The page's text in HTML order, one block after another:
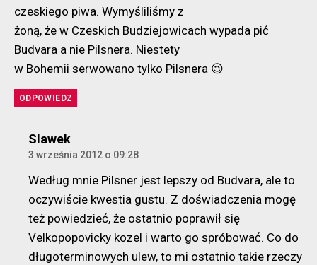
czeskiego piwa. Wymyśliliśmy z
żoną, że w Czeskich Budziejowicach wypada pić
Budvara a nie Pilsnera. Niestety
w Bohemii serwowano tylko Pilsnera 😉
ODPOWIEDZ
Slawekkomentarz:
3 września 2012 o 09:28
Według mnie Pilsner jest lepszy od Budvara, ale to
oczywiście kwestia gustu. Z doświadczenia mogę
też powiedzieć, że ostatnio poprawił się
Velkopopovicky kozel i warto go spróbować. Co do
długoterminowych ulew, to mi ostatnio takie rzeczy